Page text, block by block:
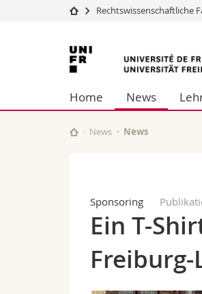
Universität
Studium
Forschung
Universität
Weiterbildung
Rechtswissenschaftliche
Universität
Freiburg
Home News
News News
Sponsoring
Ein T-